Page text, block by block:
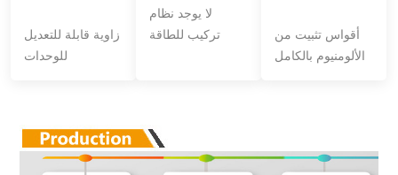
زاوية قابلة للتعديل
للوحدات
لا يوجد نظام
تركيب للطاقة
أقواس تثبيت من
الألومنيوم بالكامل